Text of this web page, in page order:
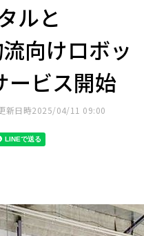
ルと
向けロボッ
ービス開始
新日時2025/04/11 09:00